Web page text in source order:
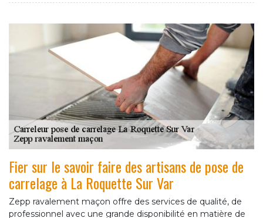
Fier sur le savoir faire des artisans de pose de
carrelage à La Roquette Sur Var
Zepp ravalement maçon offre des services de qualité, de
professionnel avec une grande disponibilité en matière de